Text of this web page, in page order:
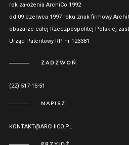
rok założenia ArchiCo 1992
od 09 czerwca 1997 roku znak firmowy
obszarze całej Rzeczpospolitej Polskiej
Urząd Patentowy RP nr 123381
ZADZWOŃ
(22) 517-15-51
NAPISZ
KONTAKT@ARCHICO.PL